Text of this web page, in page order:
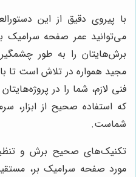
با پیروی دقیق از این
می‌توانید عمر صفحه سرامیک
برش‌هایتان را به طور
مجید همواره در تلاش است تا
فنی لازم، شما را در
که استفاده صحیح از ابزار،
شماست.
تکنیک‌های صحیح برش و
مورد صفحه سرامیک بر،